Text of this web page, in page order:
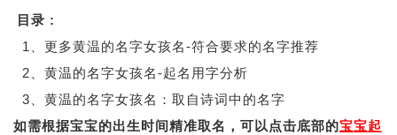
目录 :
1、更多黄温的名字女孩名-符合要求的名字推荐
2、黄温的名字女孩名-起名用字分析
3、黄温的名字女孩名：取自诗词中的名字
如需根据宝宝的出生时间精准取名，可以点击底部的宝宝起